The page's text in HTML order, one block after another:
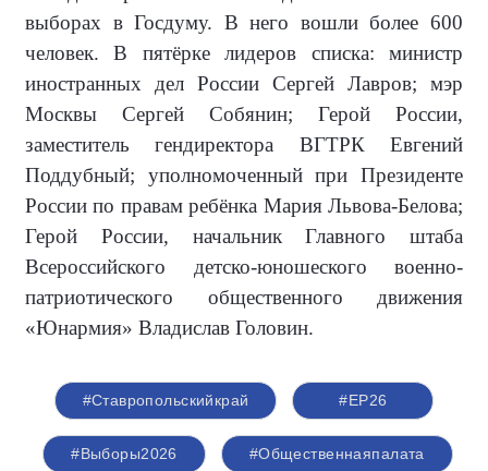
выборах в Госдуму. В него вошли более 600
человек. В пятёрке лидеров списка: министр
иностранных дел России Сергей Лавров; мэр
Москвы Сергей Собянин; Герой России,
заместитель гендиректора ВГТРК Евгений
Поддубный; уполномоченный при Президенте
России по правам ребёнка Мария Львова-Белова;
Герой России, начальник Главного штаба
Всероссийского детско-юношеского военно-
патриотического общественного движения
«Юнармия» Владислав Головин.
#Ставропольскийкрай #ЕР26
#Выборы2026 #Общественнаяпалата